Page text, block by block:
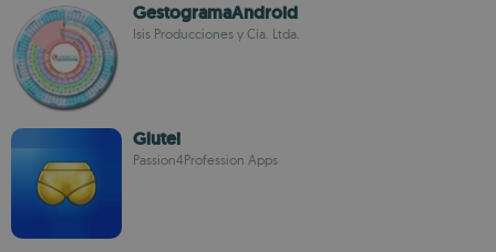
GestogramaAndroid
Isis Producciones y Cía. Ltda.
Glutei
Passion4Profession Apps